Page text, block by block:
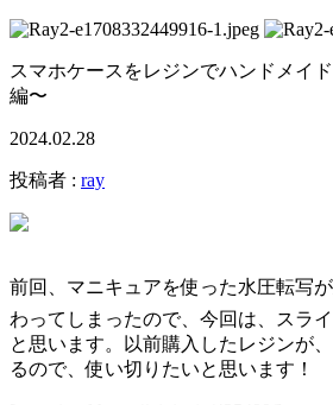
スマホケースをレジンでハンドメイ
編〜
2024.02.28
投稿者 : ray
前回、マニキュアを使った水圧転写が
わってしまったので、今回は、スラ
と思います。以前購入したレジンが
るので、使い切りたいと思います！